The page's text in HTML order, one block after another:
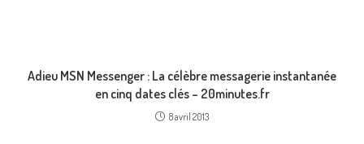
Adieu MSN Messenger : La célèbre messagerie instantanée
en cinq dates clés – 20minutes.fr
8 avril 2013